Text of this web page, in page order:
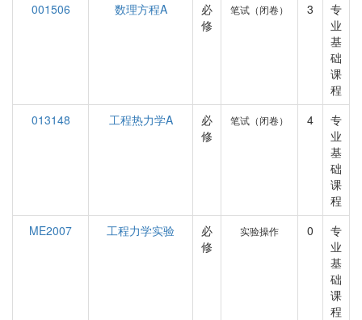
001506 数理方程A
必
修
笔试（闭卷） 3
专
业
基
础
课
程
013148
工程热力学A
必
修
笔试（闭卷） 4
专
业
基
础
课
程
ME2007
工程力学实验
必
修
实验操作 0
专
业
基
础
课
程